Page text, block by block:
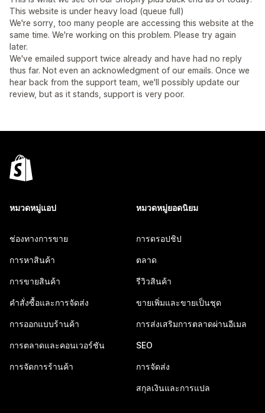
This website is under heavy load (queue full)
We're sorry, too many people are accessing this website at the
same time. We're working on this problem. Please try again
later.
We've emailed support twice already and have had no reply
thus far. Not even an acknowledgment of our emails. Once we
hear back from the support team, we'll possibly update our
review, but as it stands, support is very poor.
หมวดหมู่แอป
ช่องทางการขาย
การหาสินค้า
การขายสินค้า
คำสั่งซื้อและการจัดส่ง
การออกแบบร้านค้า
การตลาดและคอนเวอร์ชัน
การจัดการร้านค้า
หมวดหมู่ยอดนิยม
การดรอปชิป
ตลาด
รีวิวสินค้า
ขายเพิ่มและขายเป็นชุด
การส่งเสริมการตลาดผ่านอีเมล
SEO
การจัดส่ง
สกุลเงินและการแปล